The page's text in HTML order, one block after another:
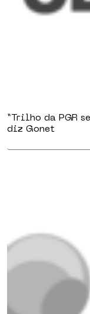
“Trilho da PGR
diz Gonet